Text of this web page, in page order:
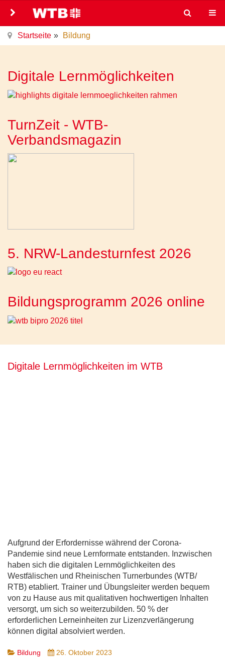
Startseite Bildung
Digitale Lernmöglichkeiten
TurnZeit - WTB-
Verbandsmagazin
5. NRW-Landesturnfest 2026
Bildungsprogramm 2026 online
Digitale Lernmöglichkeiten im WTB
Aufgrund der Erfordernisse während der Corona-
Pandemie sind neue Lernformate entstanden. Inzwischen
haben sich die digitalen Lernmöglichkeiten des
Westfälischen und Rheinischen Turnerbundes (WTB/
RTB) etabliert. Trainer und Übungsleiter werden bequem
von zu Hause aus mit qualitativen hochwertigen Inhalten
versorgt, um sich so weiterzubilden. 50 % der
erforderlichen Lerneinheiten zur Lizenzverlängerung
können digital absolviert werden.
Bildung 26. Oktober 2023